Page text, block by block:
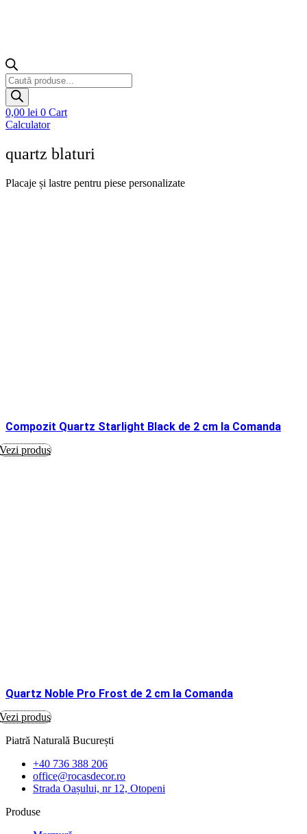
Products
search
0,00 lei 0 Cart
Calculator
quartz blaturi
Placaje și lastre pentru piese personalizate
Compozit Quartz Starlight Black de 2 cm la Comanda
Vezi produs
Quartz Noble Pro Frost de 2 cm la Comanda
Vezi produs
Piatră Naturală București
+40 736 388 206
office@rocasdecor.ro
Strada Oașului, nr 12, Otopeni
Produse